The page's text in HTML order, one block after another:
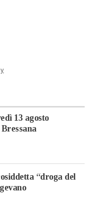
13 agosto
“droga del